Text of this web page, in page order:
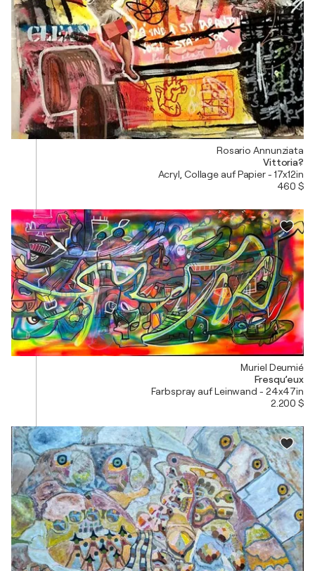
Rosario Annunziata
Vittoria?
Acryl, Collage auf Papier - 17x12in
460 $
Muriel Deumié
Fresqu’eux
Farbspray auf Leinwand - 24x47in
2.200 $